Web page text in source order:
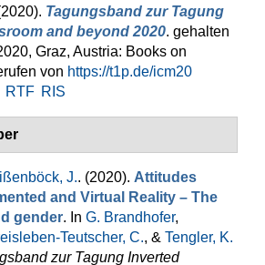
Tagungsband zur Tagung
and beyond 2020. gehalten
Graz, Austria: Books on
von https://t1p.de/icm20
RTF RIS
J.. (2020). Attitudes
and Virtual Reality – The
gender. In G. Brandhofer,
Teutscher, C., & Tengler, K.
zur Tagung Inverted